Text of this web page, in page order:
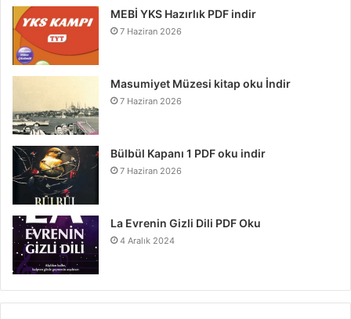
MEBİ YKS Hazırlık PDF indir
7 Haziran 2026
Masumiyet Müzesi kitap oku İndir
7 Haziran 2026
Bülbül Kapanı 1 PDF oku indir
7 Haziran 2026
La Evrenin Gizli Dili PDF Oku
4 Aralık 2024